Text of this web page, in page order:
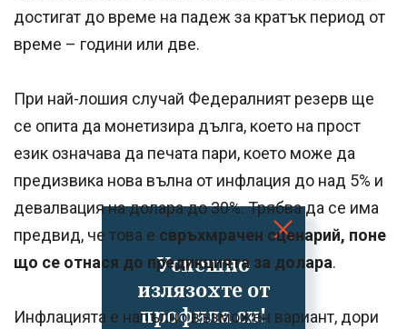
Успешно
излязохте от
профила си!
достигат до време на падеж за кратък период от
време – години или две.
При най-лошия случай Федералният резерв ще
се опита да монетизира дълга, което на прост
език означава да печата пари, което може да
предизвика нова вълна от инфлация до над 5% и
девалвация на долара до 30%. Трябва да се има
предвид, че това е свръхмрачен сценарий, поне
що се отнася до предикцията за долара.
Инфлацията е напълно възможен вариант, дори